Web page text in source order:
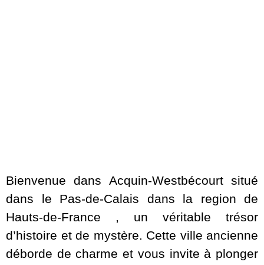
Bienvenue dans Acquin-Westbécourt situé
dans le Pas-de-Calais dans la region de
Hauts-de-France , un véritable trésor
d’histoire et de mystère. Cette ville ancienne
déborde de charme et vous invite à plonger